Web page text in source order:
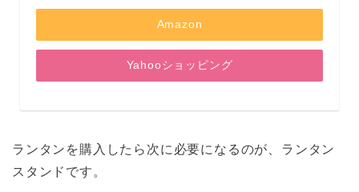
Amazon
Yahooショッピング
ランタンを購入したら次に必要になるのが、ランタン
スタンドです。